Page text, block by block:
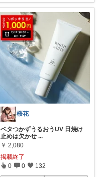
桜花
ベタつかずうるおうUV 日焼け
止めは欠かせ ...
￥ 2,080
掲載終了
0 0 132